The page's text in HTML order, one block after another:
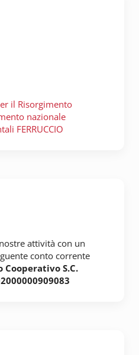
il Risorgimento
nazionale
FERRUCCIO
attività con un
conto corrente
S.C.